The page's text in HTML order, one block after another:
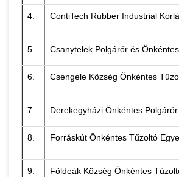
4. ContiTech Rubber Industrial
5. Csanytelek Polgárőr és
6. Csengele Község Önkéntes
7. Derekegyházi Önkéntes Polgárőr
8. Forráskút Önkéntes Tűzoltó
9. Földeák Község Önkéntes